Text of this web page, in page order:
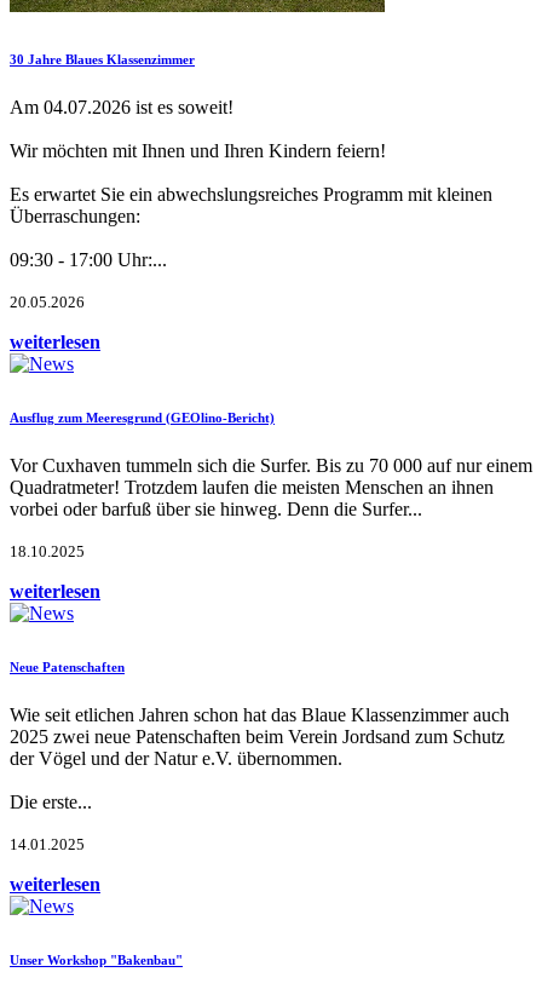
30 Jahre Blaues Klassenzimmer
Am 04.07.2026 ist es soweit!
Wir möchten mit Ihnen und Ihren Kindern feiern!
Es erwartet Sie ein abwechslungsreiches Programm mit kleinen
Überraschungen:
09:30 - 17:00 Uhr:...
20.05.2026
weiterlesen
Ausflug zum Meeresgrund (GEOlino-Bericht)
Vor Cuxhaven tummeln sich die Surfer. Bis zu 70 000 auf nur einem
Quadratmeter! Trotzdem laufen die meisten Menschen an ihnen
vorbei oder barfuß über sie hinweg. Denn die Surfer...
18.10.2025
weiterlesen
Neue Patenschaften
Wie seit etlichen Jahren schon hat das Blaue Klassenzimmer auch
2025 zwei neue Patenschaften beim Verein Jordsand zum Schutz
der Vögel und der Natur e.V. übernommen.
Die erste...
14.01.2025
weiterlesen
Unser Workshop "Bakenbau"